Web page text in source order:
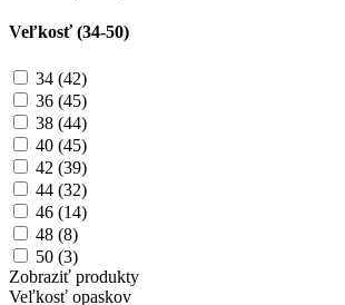
Veľkosť (34-50)
34 (42)
36 (45)
38 (44)
40 (45)
42 (39)
44 (32)
46 (14)
48 (8)
50 (3)
Zobraziť produkty
Veľkosť opaskov